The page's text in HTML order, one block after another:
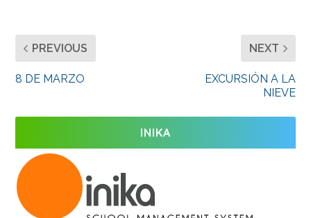
PREVIOUS
8 DE MARZO
NEXT
EXCURSIÓN A LA
NIEVE
INIKA